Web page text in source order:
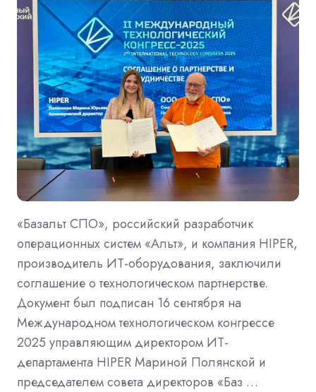
«Базальт СПО», российский разработчик
операционных систем «Альт», и компания HIPER,
производитель ИТ-оборудования, заключили
соглашение о технологическом партнерстве.
Документ был подписан 16 сентября на
Международном технологическом конгрессе
2025 управляющим директором ИТ-
департамента HIPER Мариной Полянской и
председателем совета директоров «Баз …